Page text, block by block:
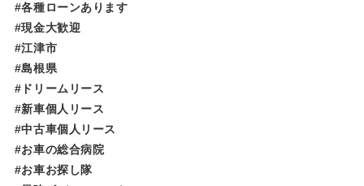
#各種ローンあります
#現金大歓迎
#江津市
#島根県
#ドリームリース
#新車個人リース
#中古車個人リース
#お車の総合病院
#お車お探し隊